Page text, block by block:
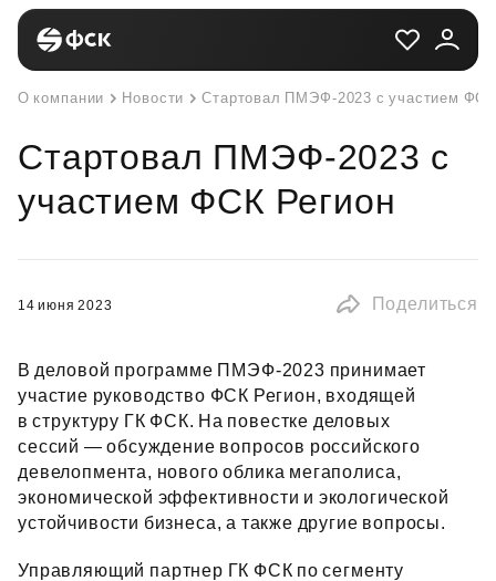
О компании Новости Стартовал ПМЭФ-2023 с участием ФСК
Стартовал ПМЭФ-2023 с
участием ФСК Регион
14 июня 2023 Поделиться
В деловой программе ПМЭФ‑2023 принимает
участие руководство ФСК Регион, входящей
в структуру ГК ФСК. На повестке деловых
сессий — обсуждение вопросов российского
девелопмента, нового облика мегаполиса,
экономической эффективности и экологической
устойчивости бизнеса, а также другие вопросы.
Управляющий партнер ГК ФСК по сегменту